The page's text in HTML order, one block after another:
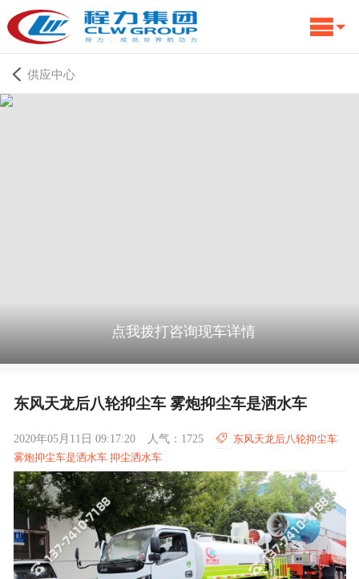
供应中心
点我拨打咨询现车详情
东风天龙后八轮抑尘车 雾炮抑尘车是洒水车
2020年05月11日 09:17:20 人气：1725
东风天龙后八轮抑尘车
雾炮抑尘车是洒水车 抑尘洒水车